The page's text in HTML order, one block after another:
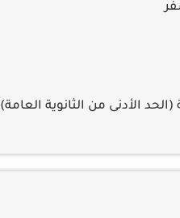
الأدنى من الثانوية العامة)